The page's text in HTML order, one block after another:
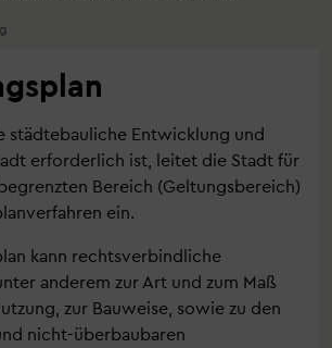
städtebauliche Entwicklung und
erforderlich ist, leitet die Stadt für
Bereich (Geltungsbereich)
ein.
kann rechtsverbindliche
anderem zur Art und zum Maß
zur Bauweise, sowie zu den
nicht-überbaubaren